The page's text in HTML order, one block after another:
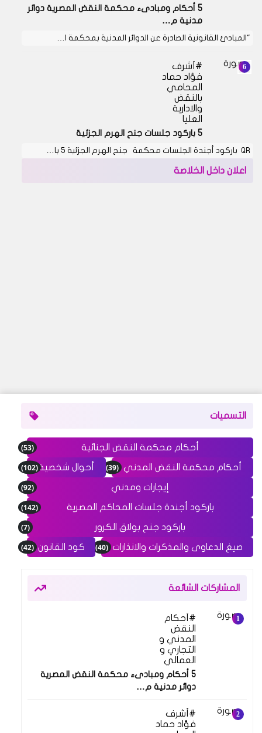
5 أحكام ومبادىء محكمة النقض المصرية دوائر
مدنية م…
"المبادئ القانونية الصادرة عن الدوائر المدنية بمحكمة ا…
أشرف
فؤاد حماد
المحامي
بالنقض
والادارية
العليا
5 باركود جلسات جنح الهرم الجزئية
QR باركود أجندة الجلسات محكمة جنح الهرم الجزئية 5 با…
اعلان داخل الخلاصة
التسميات
أحكام محكمة النقض الجنائية (53)
أحكام محكمة النقض المدني (39) أحوال شخصية(102)
إيجارات ومدني (92)
باركود أجندة جلسات المحاكم المصرية (142)
باركود جنح بولاق الكرور (7)
صيغ الدعاوى والمذكرات والانذارات (40) كود القانون (42)
المشاركات الشائعة
أحكام
النقض
المدني و
التجاري و
العمالي
5 أحكام ومبادىء محكمة النقض المصرية
دوائر مدنية م…
أشرف
فؤاد حماد